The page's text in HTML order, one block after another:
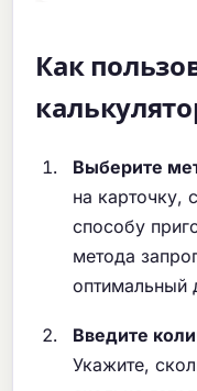
Как
Выберите
на карточку,
способу
метода
оптимальный
Введите
Укажите,